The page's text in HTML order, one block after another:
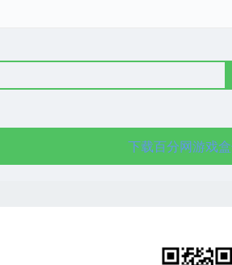
下载百分网游戏